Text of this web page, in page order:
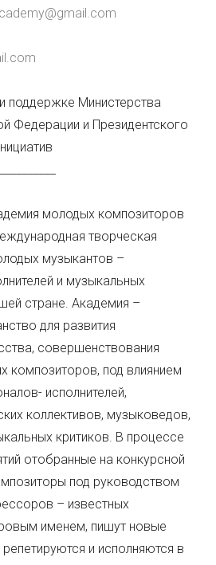
поддержке Министерства
Федерации и Президентского
молодых композиторов
творческая
музыкантов –
и музыкальных
стране. Академия –
для развития
совершенствования
композиторов, под влиянием
исполнителей,
коллективов, музыковедов,
критиков. В процессе
отобранные на конкурсной
под руководством
– известных
именем, пишут новые
и исполняются в